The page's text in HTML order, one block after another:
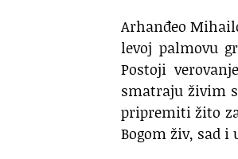
Arhanđeo
levoj palmovu
Postoji
smatraju živim
pripremiti žito
Bogom živ, sad i